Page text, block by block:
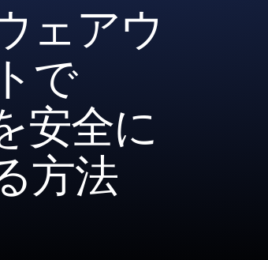
ェアウ
で
安全に
方法